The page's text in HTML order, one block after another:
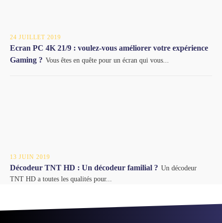
24 JUILLET 2019
Ecran PC 4K 21/9 : voulez-vous améliorer votre expérience
Gaming ? Vous êtes en quête pour un écran qui vous...
13 JUIN 2019
Décodeur TNT HD : Un décodeur familial ? Un décodeur
TNT HD a toutes les qualités pour...